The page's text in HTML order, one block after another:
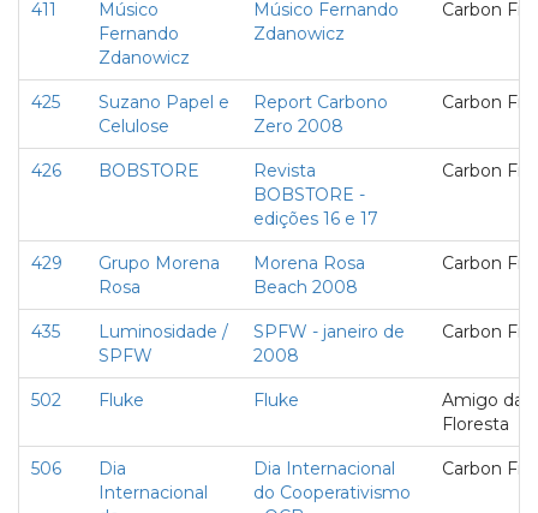
411
Músico
Fernando
Zdanowicz
Músico Fernando
Zdanowicz
Carbon
425
Suzano Papel e
Celulose
Report Carbono
Zero 2008
Carbon
426 BOBSTORE
Revista
BOBSTORE -
edições 16 e 17
Carbon
429
Grupo Morena
Rosa
Morena Rosa
Beach 2008
Carbon
435
Luminosidade /
SPFW
SPFW - janeiro de
2008
Carbon
502 Fluke Fluke
Amigo da
Floresta
506
Dia
Internacional
Dia Internacional
do Cooperativismo
Carbon